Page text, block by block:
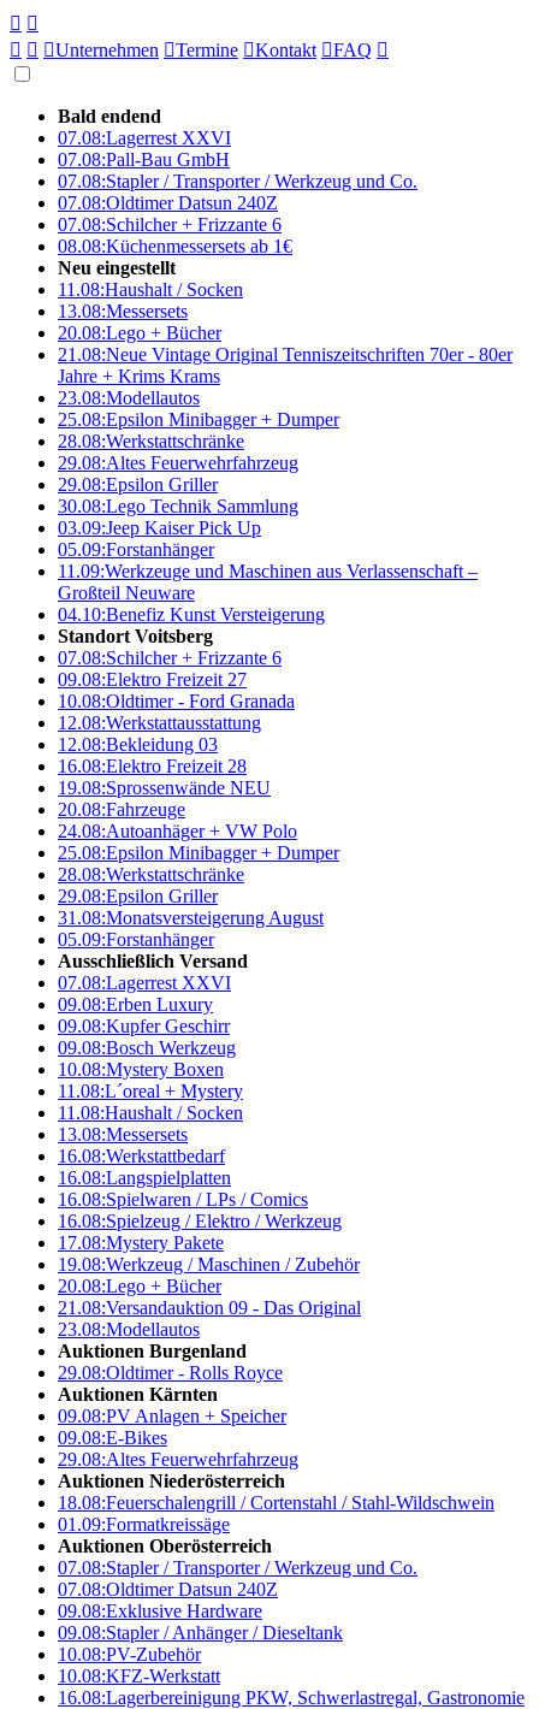
 
  Unternehmen Termine Kontakt FAQ 
Bald endend
07.08:Lagerrest XXVI
07.08:Pall-Bau GmbH
07.08:Stapler / Transporter / Werkzeug und Co.
07.08:Oldtimer Datsun 240Z
07.08:Schilcher + Frizzante 6
08.08:Küchenmessersets ab 1€
Neu eingestellt
11.08:Haushalt / Socken
13.08:Messersets
20.08:Lego + Bücher
21.08:Neue Vintage Original Tenniszeitschriften 70er - 80er
Jahre + Krims Krams
23.08:Modellautos
25.08:Epsilon Minibagger + Dumper
28.08:Werkstattschränke
29.08:Altes Feuerwehrfahrzeug
29.08:Epsilon Griller
30.08:Lego Technik Sammlung
03.09:Jeep Kaiser Pick Up
05.09:Forstanhänger
11.09:Werkzeuge und Maschinen aus Verlassenschaft –
Großteil Neuware
04.10:Benefiz Kunst Versteigerung
Standort Voitsberg
07.08:Schilcher + Frizzante 6
09.08:Elektro Freizeit 27
10.08:Oldtimer - Ford Granada
12.08:Werkstattausstattung
12.08:Bekleidung 03
16.08:Elektro Freizeit 28
19.08:Sprossenwände NEU
20.08:Fahrzeuge
24.08:Autoanhäger + VW Polo
25.08:Epsilon Minibagger + Dumper
28.08:Werkstattschränke
29.08:Epsilon Griller
31.08:Monatsversteigerung August
05.09:Forstanhänger
Ausschließlich Versand
07.08:Lagerrest XXVI
09.08:Erben Luxury
09.08:Kupfer Geschirr
09.08:Bosch Werkzeug
10.08:Mystery Boxen
11.08:L´oreal + Mystery
11.08:Haushalt / Socken
13.08:Messersets
16.08:Werkstattbedarf
16.08:Langspielplatten
16.08:Spielwaren / LPs / Comics
16.08:Spielzeug / Elektro / Werkzeug
17.08:Mystery Pakete
19.08:Werkzeug / Maschinen / Zubehör
20.08:Lego + Bücher
21.08:Versandauktion 09 - Das Original
23.08:Modellautos
Auktionen Burgenland
29.08:Oldtimer - Rolls Royce
Auktionen Kärnten
09.08:PV Anlagen + Speicher
09.08:E-Bikes
29.08:Altes Feuerwehrfahrzeug
Auktionen Niederösterreich
18.08:Feuerschalengrill / Cortenstahl / Stahl-Wildschwein
01.09:Formatkreissäge
Auktionen Oberösterreich
07.08:Stapler / Transporter / Werkzeug und Co.
07.08:Oldtimer Datsun 240Z
09.08:Exklusive Hardware
09.08:Stapler / Anhänger / Dieseltank
10.08:PV-Zubehör
10.08:KFZ-Werkstatt
16.08:Lagerbereinigung PKW, Schwerlastregal, Gastronomie